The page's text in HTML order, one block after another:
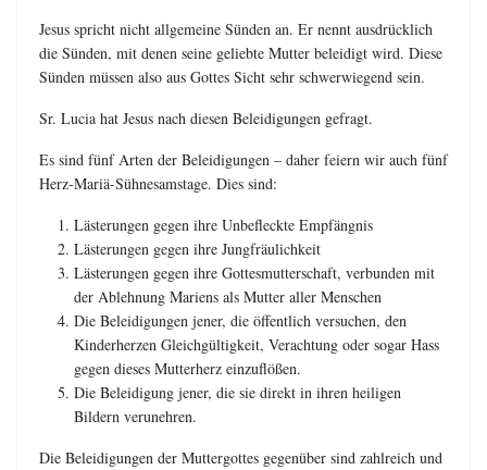
Jesus spricht nicht allgemeine Sünden an. Er nennt ausdrücklich
die Sünden, mit denen seine geliebte Mutter beleidigt wird. Diese
Sünden müssen also aus Gottes Sicht sehr schwerwiegend sein.
Sr. Lucia hat Jesus nach diesen Beleidigungen gefragt.
Es sind fünf Arten der Beleidigungen – daher feiern wir auch fünf
Herz-Mariä-Sühnesamstage. Dies sind:
Lästerungen gegen ihre Unbefleckte Empfängnis
Lästerungen gegen ihre Jungfräulichkeit
Lästerungen gegen ihre Gottesmutterschaft, verbunden mit
der Ablehnung Mariens als Mutter aller Menschen
Die Beleidigungen jener, die öffentlich versuchen, den
Kinderherzen Gleichgültigkeit, Verachtung oder sogar Hass
gegen dieses Mutterherz einzuflößen.
Die Beleidigung jener, die sie direkt in ihren heiligen
Bildern verunehren.
Die Beleidigungen der Muttergottes gegenüber sind zahlreich und